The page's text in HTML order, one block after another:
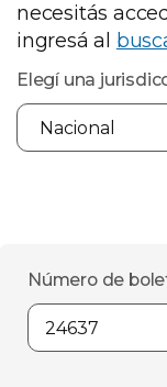
necesitás
ingresá al
Elegí una
Número de